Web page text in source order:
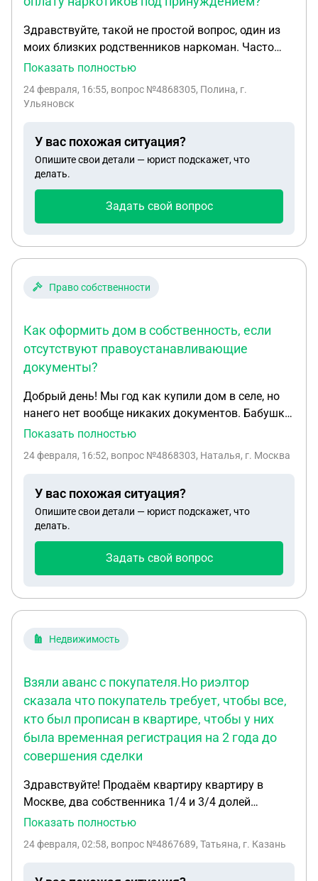
Здравствуйте, такой не простой вопрос, один из
моих близких родственников наркоман. Часто
насильственными действиями (избиение)
наркотики и ездил их употреблял. Я этим не
него скоро будет суд и я боюсь может ли мне за
это что то быть? Я учусь сама на врача, и очень
страшно, боюсь что мне за это что то будет(
Показать полностью
24 февраля, 16:55, вопрос №4868305, Полина, г.
Ульяновск
У вас похожая ситуация?
Опишите свои детали — юрист подскажет, что
делать.
Задать свой вопрос
Право собственности
Как оформить дом в собственность, если
отсутствуют правоустанавливающие
документы?
Добрый день! Мы год как купили дом в селе, но
нанего нет вообще никаких документов. Бабушка
которая в нем жила умерла в сентябре 2021 года,
электричество. А дом нам продал ее сын.Он
этой ситуации, и можно ли что то сделать?
Показать полностью
24 февраля, 16:52, вопрос №4868303, Наталья, г. Москва
У вас похожая ситуация?
Опишите свои детали — юрист подскажет, что
делать.
Задать свой вопрос
Недвижимость
Взяли аванс с покупателя.Но риэлтор
сказала что покупатель требует, чтобы все,
кто был прописан в квартире, чтобы у них
была временная регистрация на 2 года до
совершения сделки
Здравствуйте! Продаём квартиру квартиру в
Москве, два собственника 1/4 и 3/4 долей
соответственно. Все документы в порядке,
состоят на учёте у нарколога и психиатра. Все
Показать полностью
24 февраля, 02:58, вопрос №4867689, Татьяна, г. Казань